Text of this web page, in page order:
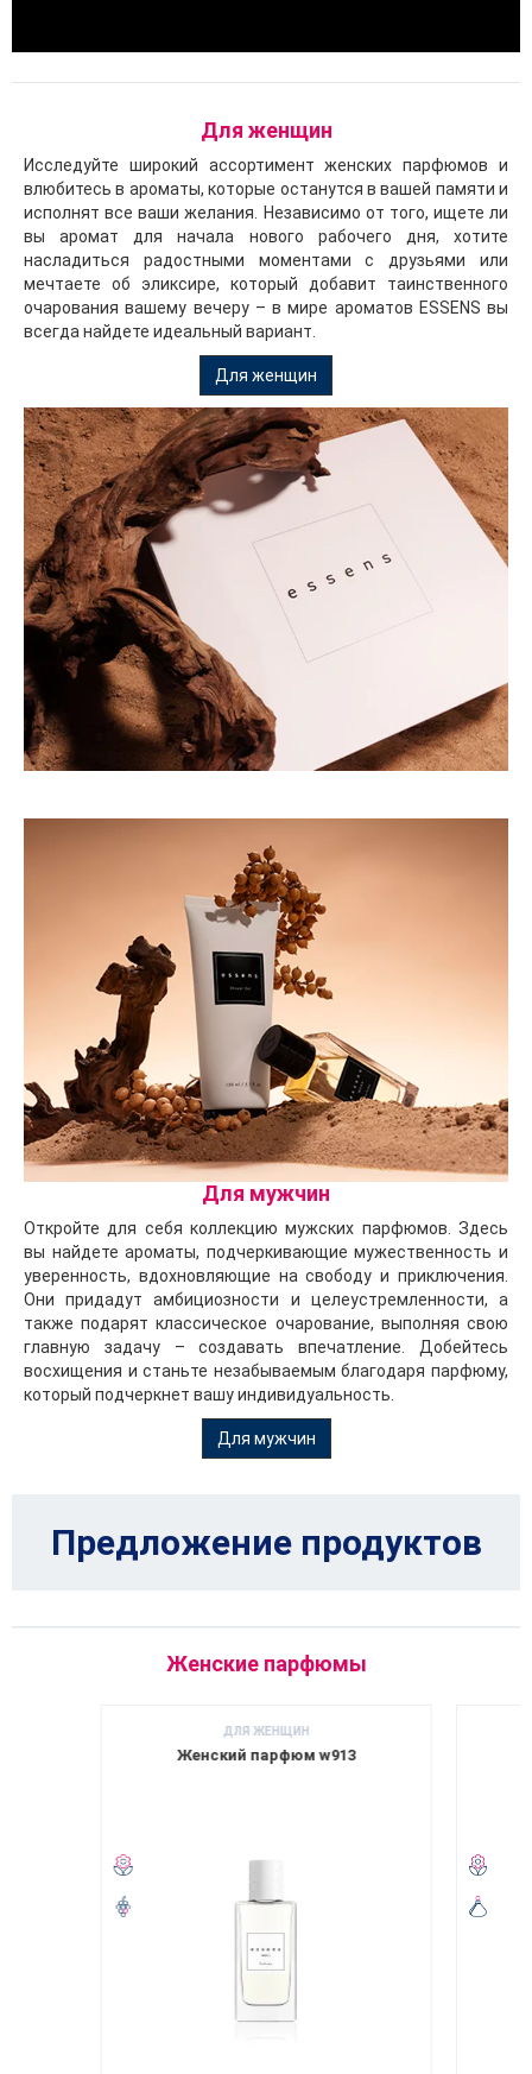
Для женщин
Исследуйте широкий ассортимент женских парфюмов и
влюбитесь в ароматы, которые останутся в вашей памяти и
исполнят все ваши желания. Независимо от того, ищете ли
вы аромат для начала нового рабочего дня, хотите
насладиться радостными моментами с друзьями или
мечтаете об эликсире, который добавит таинственного
очарования вашему вечеру – в мире ароматов ESSENS вы
всегда найдете идеальный вариант.
Для женщин
Для мужчин
Откройте для себя коллекцию мужских парфюмов. Здесь
вы найдете ароматы, подчеркивающие мужественность и
уверенность, вдохновляющие на свободу и приключения.
Они придадут амбициозности и целеустремленности, а
также подарят классическое очарование, выполняя свою
главную задачу – создавать впечатление. Добейтесь
восхищения и станьте незабываемым благодаря парфюму,
который подчеркнет вашу индивидуальность.
Для мужчин
Предложение продуктов
Женские парфюмы
ДЛЯ ЖЕНЩИН
Женский парфюм w913